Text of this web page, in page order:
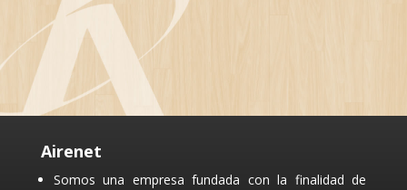
Airenet
Somos una empresa fundada con la finalidad de